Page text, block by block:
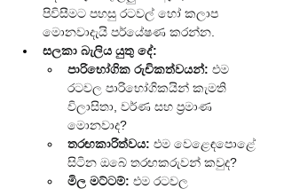
පිවිසීමට පහසු රටවල් හෝ කලාප
මොනවාදැයි පර්යේෂණ කරන්න.
සලකා බැලිය යුතු දේ:
පාරිභෝගික රුචිකත්වයන්: එම
රටවල පාරිභෝගිකයින් කැමති
විලාසිතා, වර්ණ සහ ප්‍රමාණ
මොනවාද?
තරඟකාරිත්වය: එම වෙළෙඳපොළේ
සිටින ඔබේ තරඟකරුවන් කවුද?
මිල මට්ටම්: එම රටවල